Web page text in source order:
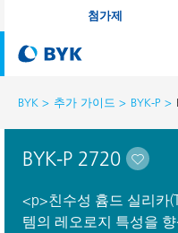
첨가제
BYK 추가 가이드 BYK-P
BYK-P 2720
<p>친수성 흄드 실리카
템의 레오로지 특성을